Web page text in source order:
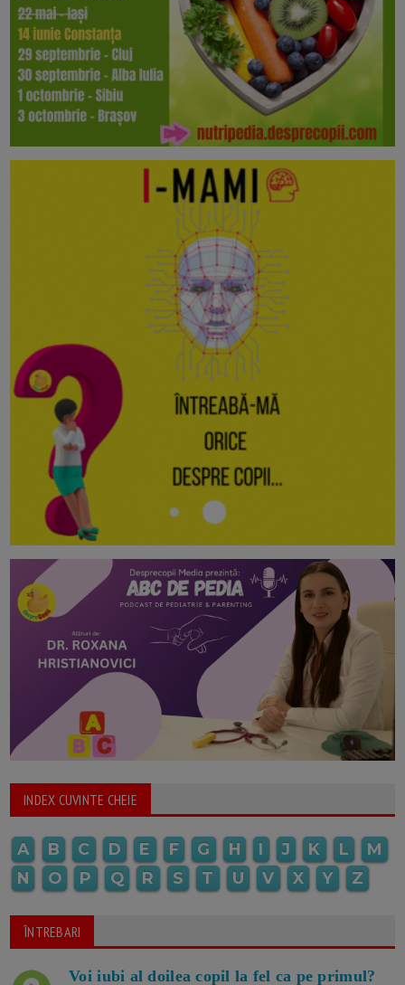
INDEX CUVINTE CHEIE
A B C D E F G H I J K L
M
N
O P Q R S T U V X Y Z
ÎNTREBARI
Voi iubi al doilea copil la fel ca pe primul?